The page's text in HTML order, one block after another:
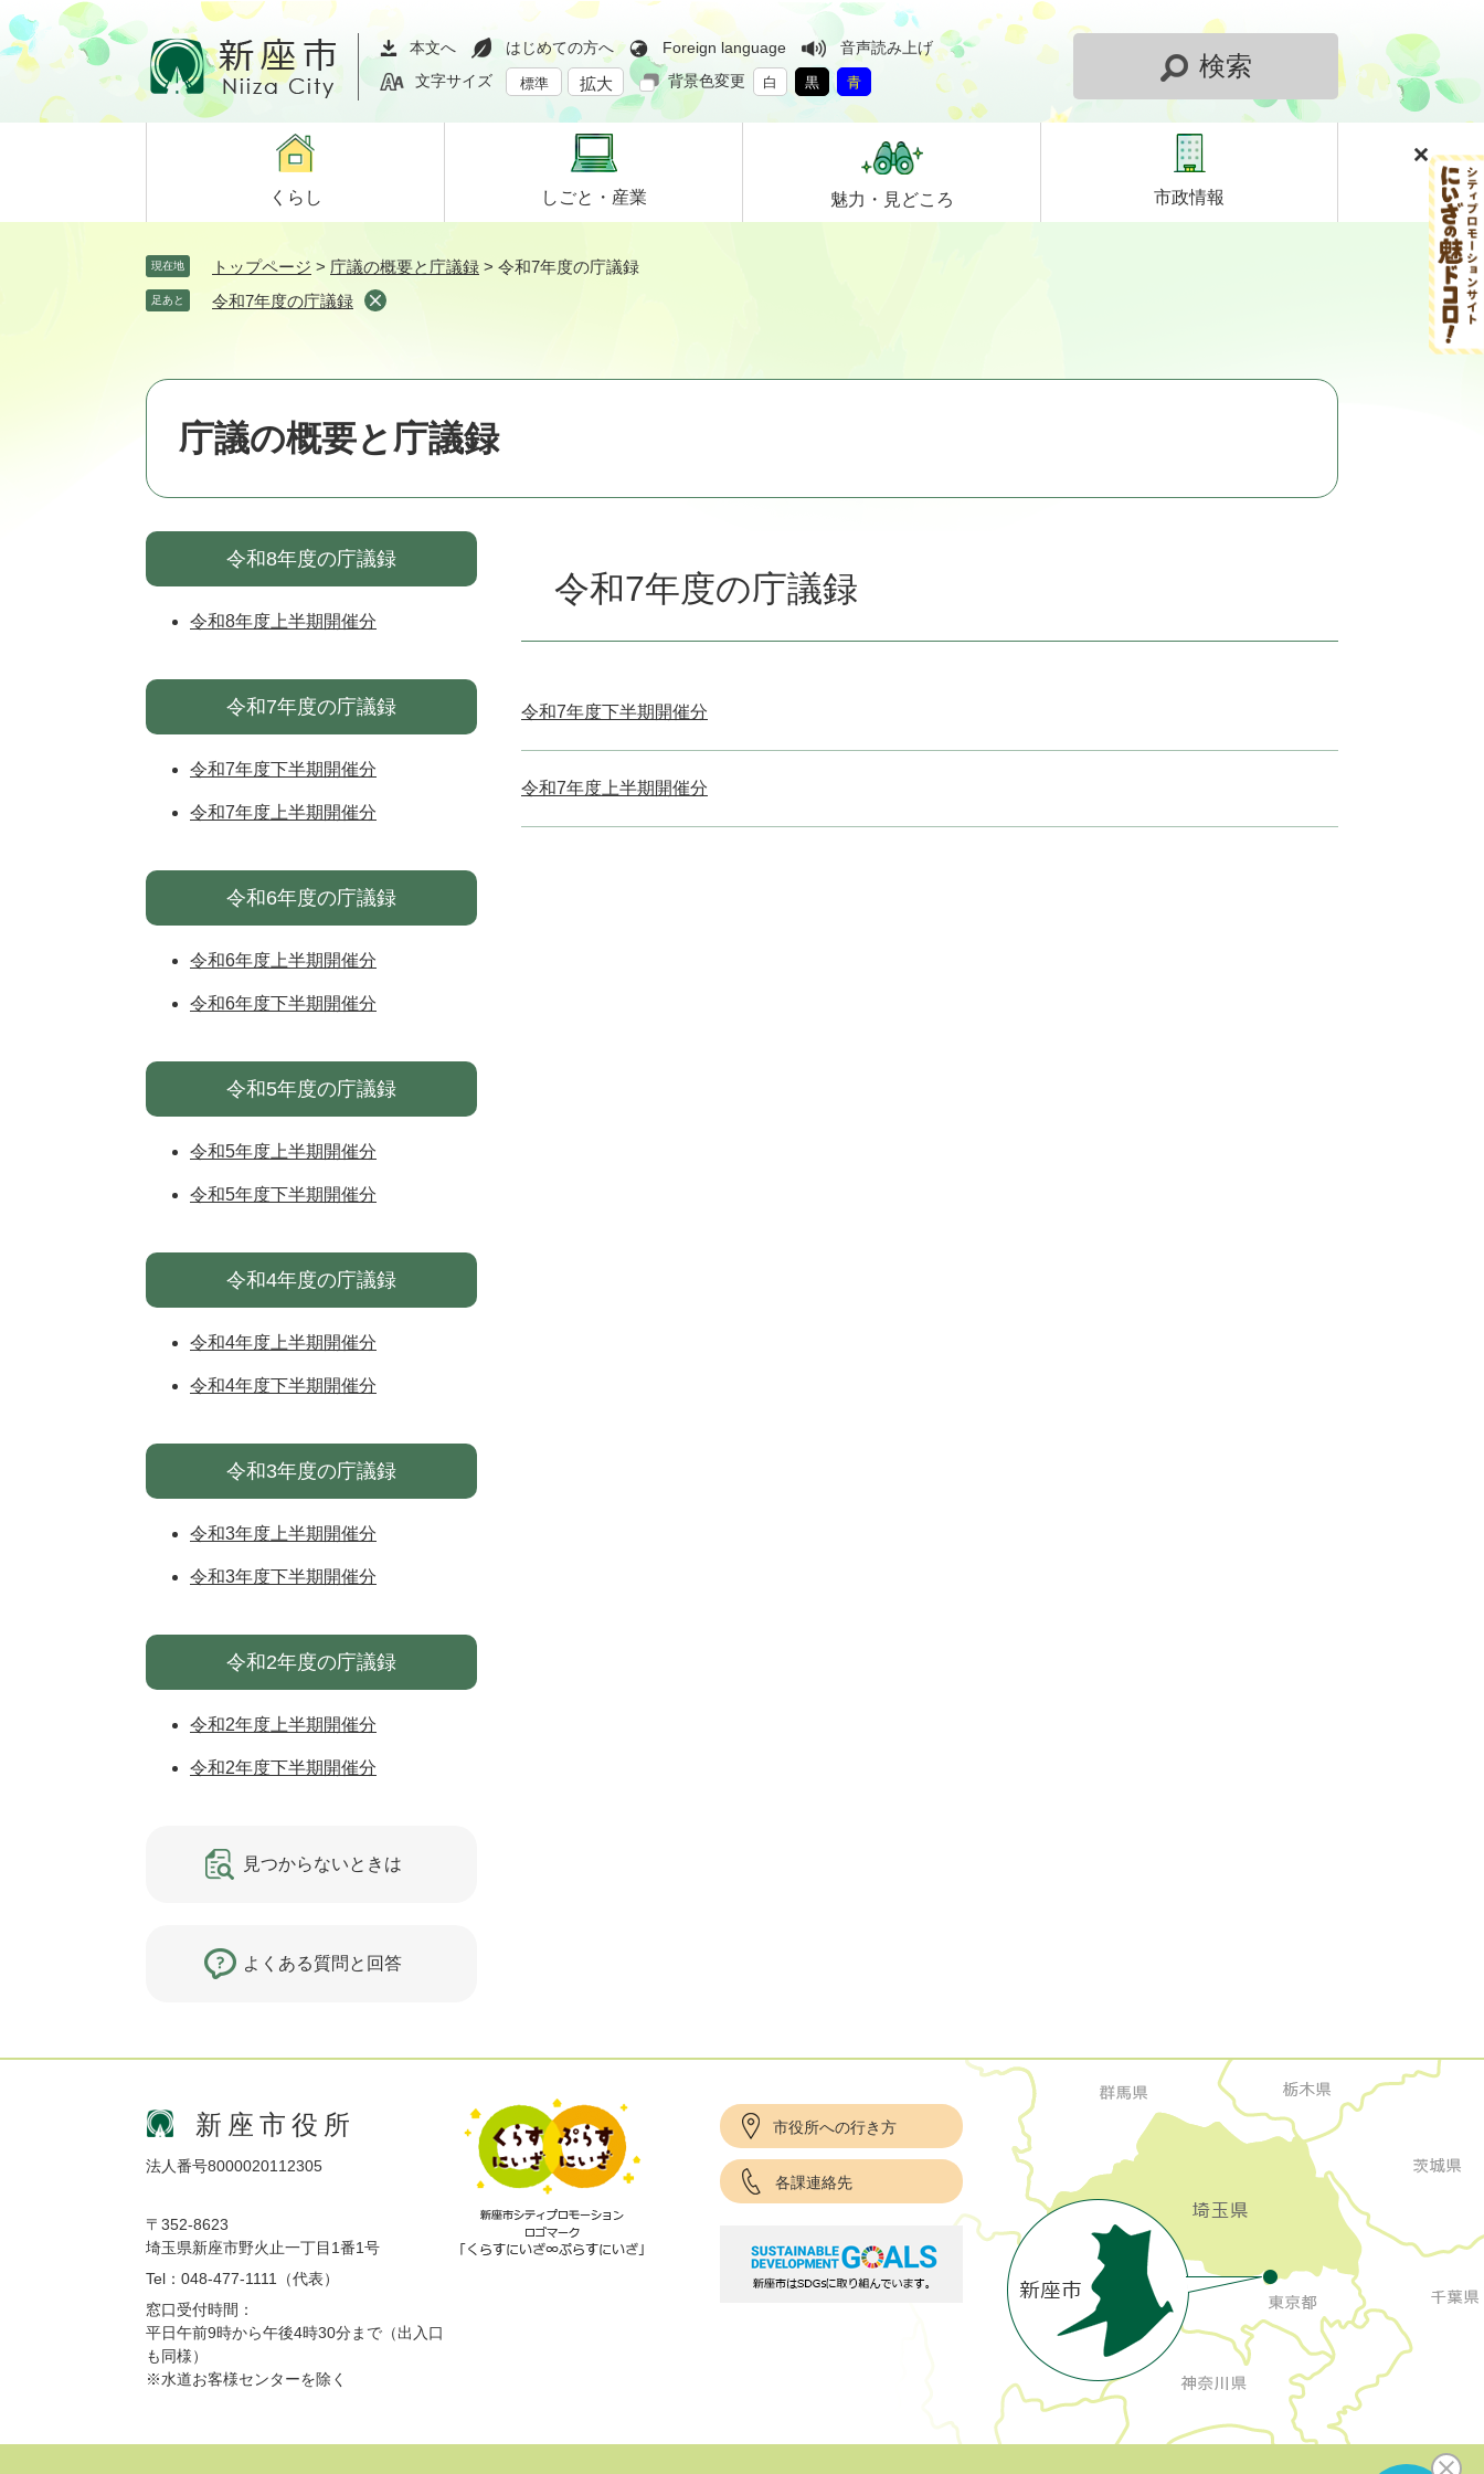
ペ
ー
ジ
メ
ニ
ュ
て
本文へ はじめての方へ Foreign language
音声読み上げ
文字サイズ
標準 拡大 背景色変更 白 黒 青
検索
くらし しごと・ 産業 魅力・ 見どころ 市政情報
現在地 トップページ > 庁議の概要と庁議録 > 令和7年度の庁議録
足あと 令和7年度の庁議録
庁議の概要と庁議録
令和7年度の庁議録
令和7年度下半期開催分
令和7年度上半期開催分
令和8年度の庁議録
令和8年度上半期開催分
令和7年度の庁議録
令和7年度下半期開催分
令和7年度上半期開催分
令和6年度の庁議録
令和6年度上半期開催分
令和6年度下半期開催分
令和5年度の庁議録
令和5年度上半期開催分
令和5年度下半期開催分
令和4年度の庁議録
令和4年度上半期開催分
令和4年度下半期開催分
令和3年度の庁議録
令和3年度上半期開催分
令和3年度下半期開催分
令和2年度の庁議録
令和2年度上半期開催分
令和2年度下半期開催分
見つからないときは
よくある質問と回答
新座市役所
法人番号8000020112305
〒352-8623
埼玉県新座市野火止一丁目1番1号
Tel：048-477-1111（代表）
窓口受付時間：
平日午前9時から午後4時30分まで（出入口
も同様）
※水道お客様センターを除く
市役所への行き方
各課連絡先